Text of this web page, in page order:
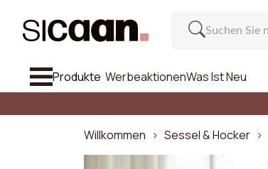
Produkte WerbeaktionenWas Ist Neu
Willkommen
Sessel & Hocker